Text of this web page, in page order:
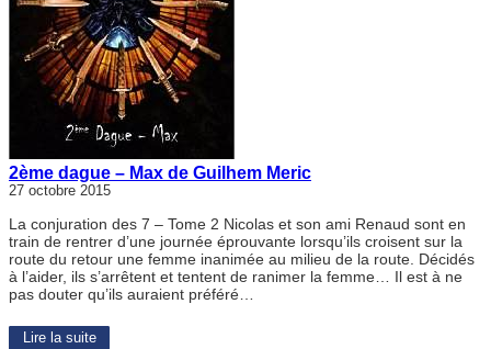
2ème dague – Max de Guilhem Meric
27 octobre 2015
La conjuration des 7 – Tome 2 Nicolas et son ami Renaud sont en
train de rentrer d’une journée éprouvante lorsqu’ils croisent sur la
route du retour une femme inanimée au milieu de la route. Décidés
à l’aider, ils s’arrêtent et tentent de ranimer la femme… Il est à ne
pas douter qu’ils auraient préféré…
Lire la suite